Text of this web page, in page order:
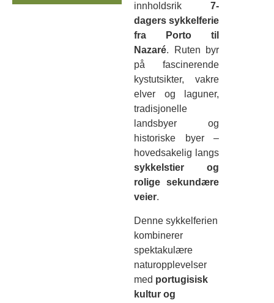
innholdsrik 7-
dagers sykkelferie
fra Porto til
Nazaré. Ruten byr
på fascinerende
kystutsikter, vakre
elver og laguner,
tradisjonelle
landsbyer og
historiske byer –
hovedsakelig langs
sykkelstier og
rolige sekundære
veier.
Denne sykkelferien
kombinerer
spektakulære
naturopplevelser
med portugisisk
kultur og